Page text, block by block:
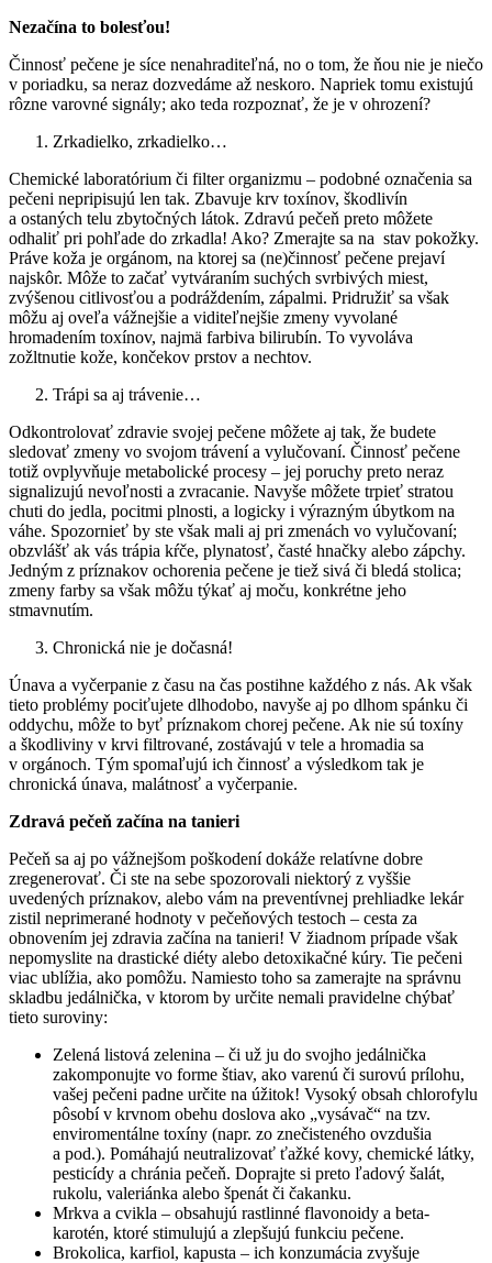
Nezačína to bolesťou!
Činnosť pečene je síce nenahraditeľná, no o tom, že ňou nie je niečo
v poriadku, sa neraz dozvedáme až neskoro. Napriek tomu existujú
rôzne varovné signály; ako teda rozpoznať, že je v ohrození?
Zrkadielko, zrkadielko…
Chemické laboratórium či filter organizmu – podobné označenia sa
pečeni nepripisujú len tak. Zbavuje krv toxínov, škodlivín
a ostaných telu zbytočných látok. Zdravú pečeň preto môžete
odhaliť pri pohľade do zrkadla! Ako? Zmerajte sa na stav pokožky.
Práve koža je orgánom, na ktorej sa (ne)činnosť pečene prejaví
najskôr. Môže to začať vytváraním suchých svrbivých miest,
zvýšenou citlivosťou a podráždením, zápalmi. Pridružiť sa však
môžu aj oveľa vážnejšie a viditeľnejšie zmeny vyvolané
hromadením toxínov, najmä farbiva bilirubín. To vyvoláva
zožltnutie kože, končekov prstov a nechtov.
Trápi sa aj trávenie…
Odkontrolovať zdravie svojej pečene môžete aj tak, že budete
sledovať zmeny vo svojom trávení a vylučovaní. Činnosť pečene
totiž ovplyvňuje metabolické procesy – jej poruchy preto neraz
signalizujú nevoľnosti a zvracanie. Navyše môžete trpieť stratou
chuti do jedla, pocitmi plnosti, a logicky i výrazným úbytkom na
váhe. Spozornieť by ste však mali aj pri zmenách vo vylučovaní;
obzvlášť ak vás trápia kŕče, plynatosť, časté hnačky alebo zápchy.
Jedným z príznakov ochorenia pečene je tiež sivá či bledá stolica;
zmeny farby sa však môžu týkať aj moču, konkrétne jeho
stmavnutím.
Chronická nie je dočasná!
Únava a vyčerpanie z času na čas postihne každého z nás. Ak však
tieto problémy pociťujete dlhodobo, navyše aj po dlhom spánku či
oddychu, môže to byť príznakom chorej pečene. Ak nie sú toxíny
a škodliviny v krvi filtrované, zostávajú v tele a hromadia sa
v orgánoch. Tým spomaľujú ich činnosť a výsledkom tak je
chronická únava, malátnosť a vyčerpanie.
Zdravá pečeň začína na tanieri
Pečeň sa aj po vážnejšom poškodení dokáže relatívne dobre
zregenerovať. Či ste na sebe spozorovali niektorý z vyššie
uvedených príznakov, alebo vám na preventívnej prehliadke lekár
zistil neprimerané hodnoty v pečeňových testoch – cesta za
obnovením jej zdravia začína na tanieri! V žiadnom prípade však
nepomyslite na drastické diéty alebo detoxikačné kúry. Tie pečeni
viac ublížia, ako pomôžu. Namiesto toho sa zamerajte na správnu
skladbu jedálnička, v ktorom by určite nemali pravidelne chýbať
tieto suroviny:
Zelená listová zelenina – či už ju do svojho jedálnička
zakomponujte vo forme štiav, ako varenú či surovú prílohu,
vašej pečeni padne určite na úžitok! Vysoký obsah chlorofylu
pôsobí v krvnom obehu doslova ako „vysávač“ na tzv.
enviromentálne toxíny (napr. zo znečisteného ovzdušia
a pod.). Pomáhajú neutralizovať ťažké kovy, chemické látky,
pesticídy a chránia pečeň. Doprajte si preto ľadový šalát,
rukolu, valeriánka alebo špenát či čakanku.
Mrkva a cvikla – obsahujú rastlinné flavonoidy a beta-
karotén, ktoré stimulujú a zlepšujú funkciu pečene.
Brokolica, karfiol, kapusta – ich konzumácia zvyšuje